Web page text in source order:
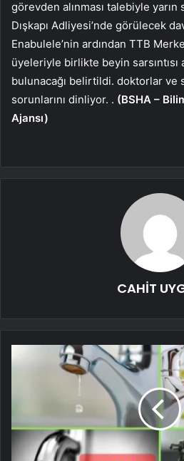
görevden alınması talebiyle yarın
Dışkapı Adliyesi’nde görülecek
Enabulele’nin ardından TTB
üyeleriyle birlikte beyin sarsıntısı
bulunacağı belirtildi. doktorlar ve
sorunlarını dinliyor. . (BSHA –
Ajansı)
CAHİT